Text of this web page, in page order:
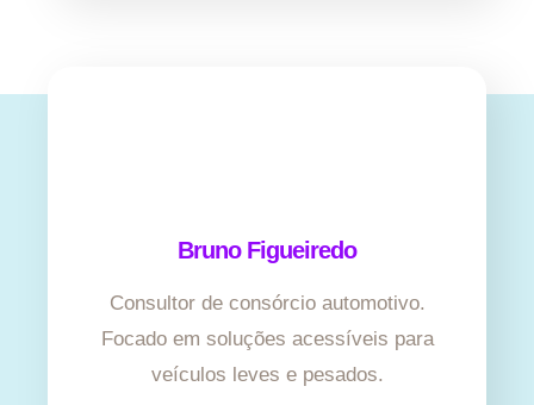
Bruno Figueiredo
Consultor de consórcio automotivo.
Focado em soluções acessíveis para
veículos leves e pesados.